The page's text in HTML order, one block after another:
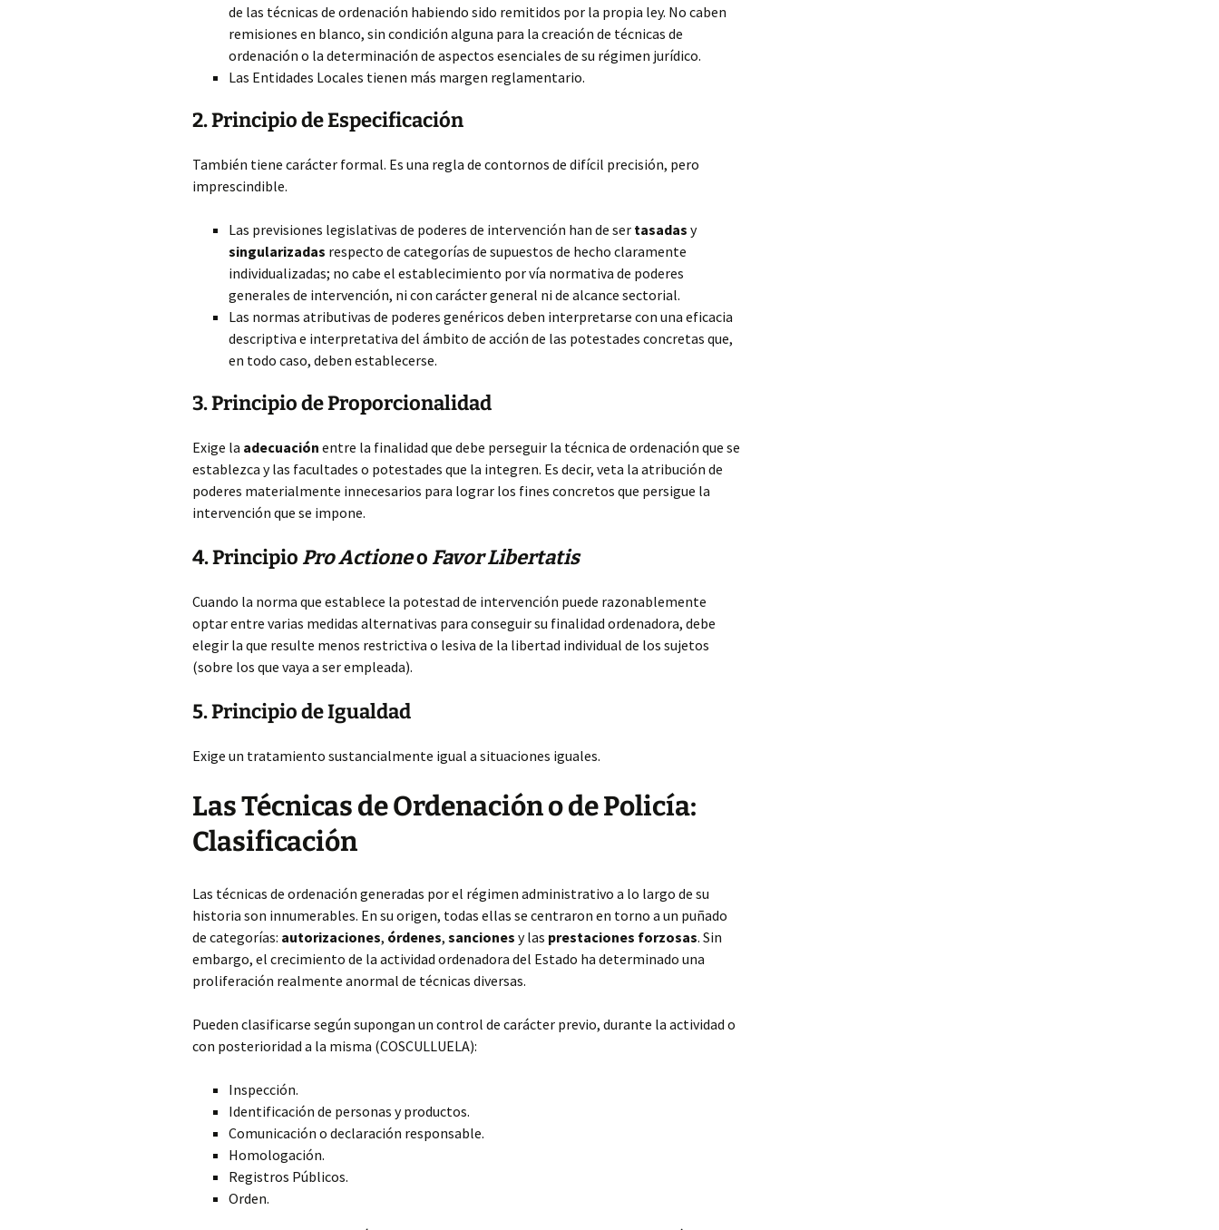
de las técnicas de ordenación habiendo sido remitidos por la propia ley. No caben
remisiones en blanco, sin condición alguna para la creación de técnicas de
ordenación o la determinación de aspectos esenciales de su régimen jurídico.
Las Entidades Locales tienen más margen reglamentario.
2. Principio de Especificación
También tiene carácter formal. Es una regla de contornos de difícil precisión, pero
imprescindible.
Las previsiones legislativas de poderes de intervención han de ser tasadas y
singularizadas respecto de categorías de supuestos de hecho claramente
individualizadas; no cabe el establecimiento por vía normativa de poderes
generales de intervención, ni con carácter general ni de alcance sectorial.
Las normas atributivas de poderes genéricos deben interpretarse con una eficacia
descriptiva e interpretativa del ámbito de acción de las potestades concretas que,
en todo caso, deben establecerse.
3. Principio de Proporcionalidad
Exige la adecuación entre la finalidad que debe perseguir la técnica de ordenación que se
establezca y las facultades o potestades que la integren. Es decir, veta la atribución de
poderes materialmente innecesarios para lograr los fines concretos que persigue la
intervención que se impone.
4. Principio Pro Actioneo Favor Libertatis
Cuando la norma que establece la potestad de intervención puede razonablemente
optar entre varias medidas alternativas para conseguir su finalidad ordenadora, debe
elegir la que resulte menos restrictiva o lesiva de la libertad individual de los sujetos
(sobre los que vaya a ser empleada).
5. Principio de Igualdad
Exige un tratamiento sustancialmente igual a situaciones iguales.
Las Técnicas de Ordenación o de Policía:
Clasificación
Las técnicas de ordenación generadas por el régimen administrativo a lo largo de su
historia son innumerables. En su origen, todas ellas se centraron en torno a un puñado
de categorías: autorizaciones, órdenes, sanciones y las prestaciones forzosas. Sin
embargo, el crecimiento de la actividad ordenadora del Estado ha determinado una
proliferación realmente anormal de técnicas diversas.
Pueden clasificarse según supongan un control de carácter previo, durante la actividad o
con posterioridad a la misma (COSCULLUELA):
Inspección.
Identificación de personas y productos.
Comunicación o declaración responsable.
Homologación.
Registros Públicos.
Orden.